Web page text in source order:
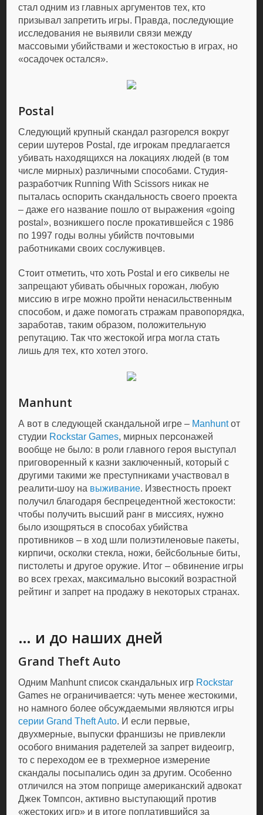
стал одним из главных аргументов тех, кто
призывал запретить игры. Правда, последующие
исследования не выявили связи между
массовыми убийствами и жестокостью в играх, но
«осадочек остался».
Postal
Следующий крупный скандал разгорелся вокруг
серии шутеров Postal, где игрокам предлагается
убивать находящихся на локациях людей (в том
числе мирных) различными способами. Студия-
разработчик Running With Scissors никак не
пыталась оспорить скандальность своего проекта
– даже его название пошло от выражения «going
postal», возникшего после прокатившейся с 1986
по 1997 годы волны убийств почтовыми
работниками своих сослуживцев.
Стоит отметить, что хоть Postal и его сиквелы не
запрещают убивать обычных горожан, любую
миссию в игре можно пройти ненасильственным
способом, и даже помогать стражам правопорядка,
заработав, таким образом, положительную
репутацию. Так что жестокой игра могла стать
лишь для тех, кто хотел этого.
Manhunt
А вот в следующей скандальной игре – Manhuntот
студии Rockstar Games, мирных персонажей
вообще не было: в роли главного героя выступал
приговоренный к казни заключенный, который с
другими такими же преступниками участвовал в
реалити-шоу на выживание. Известность проект
получил благодаря беспрецедентной жестокости:
чтобы получить высший ранг в миссиях, нужно
было изощряться в способах убийства
противников – в ход шли полиэтиленовые пакеты,
кирпичи, осколки стекла, ножи, бейсбольные биты,
пистолеты и другое оружие. Итог – обвинение игры
во всех грехах, максимально высокий возрастной
рейтинг и запрет на продажу в некоторых странах.
… и до наших дней
Grand Theft Auto
Одним Manhunt список скандальных игр Rockstar
Games не ограничивается: чуть менее жестокими,
но намного более обсуждаемыми являются игры
серии Grand Theft Auto. И если первые,
двухмерные, выпуски франшизы не привлекли
особого внимания радетелей за запрет видеоигр,
то с переходом ее в трехмерное измерение
скандалы посыпались один за другим. Особенно
отличился на этом поприще американский адвокат
Джек Томпсон, активно выступающий против
«жестоких игр» и в итоге поплатившийся за